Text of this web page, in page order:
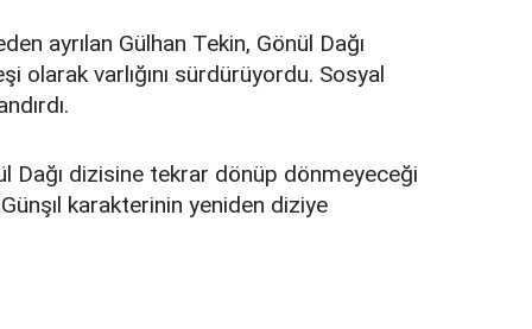
ayrılan Gülhan Tekin, Gönül Dağı
varlığını sürdürüyordu. Sosyal
Dağı dizisine tekrar dönüp dönmeyeceği
karakterinin yeniden diziye